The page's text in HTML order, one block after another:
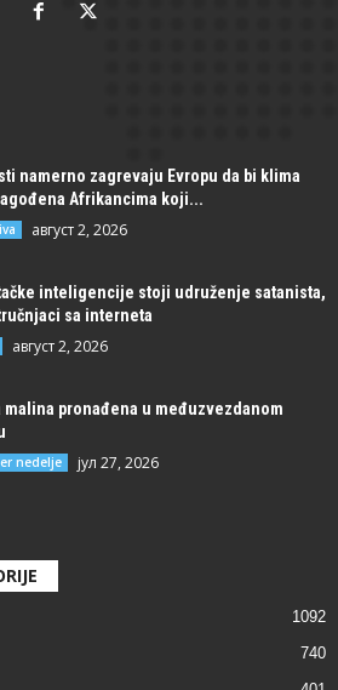
namerno zagrevaju Evropu da bi klima
Afrikancima koji...
август 2, 2026
inteligencije stoji udruženje satanista,
sa interneta
август 2, 2026
pronađena u međuzvezdanom
nedelje јул 27, 2026
1092
740